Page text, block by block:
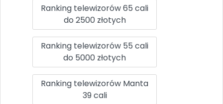
Ranking telewizorów 65 cali
do 2500 złotych
Ranking telewizorów 55 cali
do 5000 złotych
Ranking telewizorów Manta
39 cali